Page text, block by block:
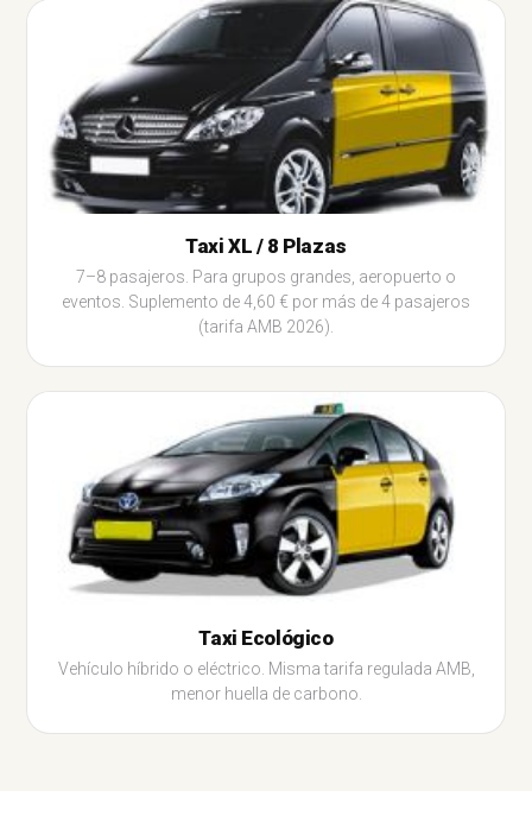
Taxi XL / 8 Plazas
7–8 pasajeros. Para grupos grandes, aeropuerto o
eventos. Suplemento de 4,60 € por más de 4 pasajeros
(tarifa AMB 2026).
Taxi Ecológico
Vehículo híbrido o eléctrico. Misma tarifa regulada AMB,
menor huella de carbono.